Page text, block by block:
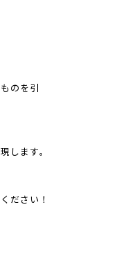
のを引
します。
ださい！